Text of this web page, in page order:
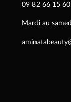
09 82 66 15 60
Mardi au